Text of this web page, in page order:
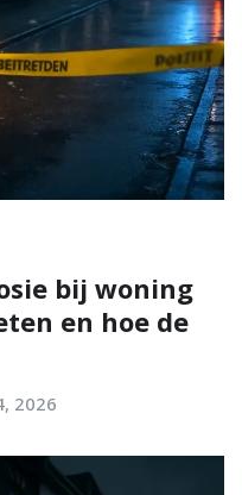
bij woning
en hoe de
2026